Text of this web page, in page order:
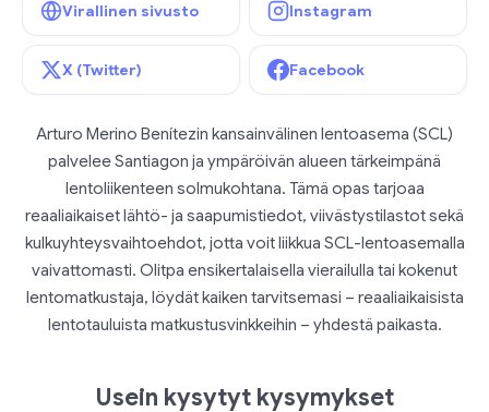
Virallinen sivusto Instagram
X (Twitter) Facebook
Arturo Merino Benítezin kansainvälinen lentoasema (SCL)
palvelee Santiagon ja ympäröivän alueen tärkeimpänä
lentoliikenteen solmukohtana. Tämä opas tarjoaa
reaaliaikaiset lähtö- ja saapumistiedot, viivästystilastot sekä
kulkuyhteysvaihtoehdot, jotta voit liikkua SCL-lentoasemalla
vaivattomasti. Olitpa ensikertalaisella vierailulla tai kokenut
lentomatkustaja, löydät kaiken tarvitsemasi – reaaliaikaisista
lentotauluista matkustusvinkkeihin – yhdestä paikasta.
Usein kysytyt kysymykset